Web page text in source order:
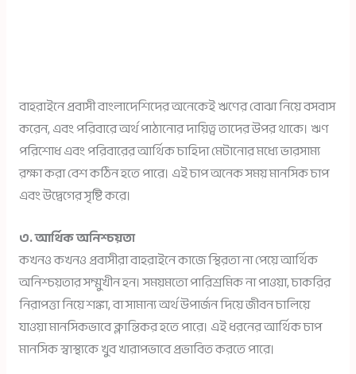
বাহরাইনে প্রবাসী বাংলাদেশিদের অনেকেই ঋণের বোঝা নিয়ে বসবাস
করেন, এবং পরিবারে অর্থ পাঠানোর দায়িত্ব তাদের উপর থাকে। ঋণ
পরিশোধ এবং পরিবারের আর্থিক চাহিদা মেটানোর মধ্যে ভারসাম্য
রক্ষা করা বেশ কঠিন হতে পারে। এই চাপ অনেক সময় মানসিক চাপ
এবং উদ্বেগের সৃষ্টি করে।
৩. আর্থিক অনিশ্চয়তা
কখনও কখনও প্রবাসীরা বাহরাইনে কাজে স্থিরতা না পেয়ে আর্থিক
অনিশ্চয়তার সম্মুখীন হন। সময়মতো পারিশ্রমিক না পাওয়া, চাকরির
নিরাপত্তা নিয়ে শঙ্কা, বা সামান্য অর্থ উপার্জন দিয়ে জীবন চালিয়ে
যাওয়া মানসিকভাবে ক্লান্তিকর হতে পারে। এই ধরনের আর্থিক চাপ
মানসিক স্বাস্থ্যকে খুব খারাপভাবে প্রভাবিত করতে পারে।